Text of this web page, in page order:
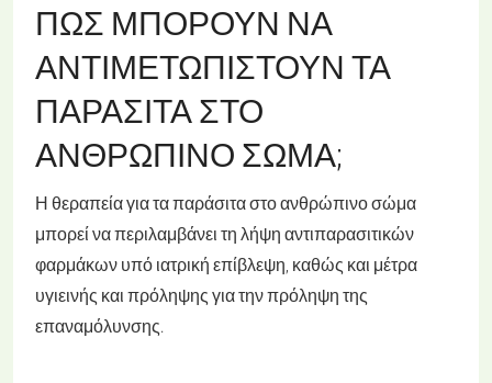
ΠΏΣ ΜΠΟΡΟΎΝ ΝΑ
ΑΝΤΙΜΕΤΩΠΙΣΤΟΎΝ ΤΑ
ΠΑΡΆΣΙΤΑ ΣΤΟ
ΑΝΘΡΏΠΙΝΟ ΣΏΜΑ;
Η θεραπεία για τα παράσιτα στο ανθρώπινο σώμα
μπορεί να περιλαμβάνει τη λήψη αντιπαρασιτικών
φαρμάκων υπό ιατρική επίβλεψη, καθώς και μέτρα
υγιεινής και πρόληψης για την πρόληψη της
επαναμόλυνσης.